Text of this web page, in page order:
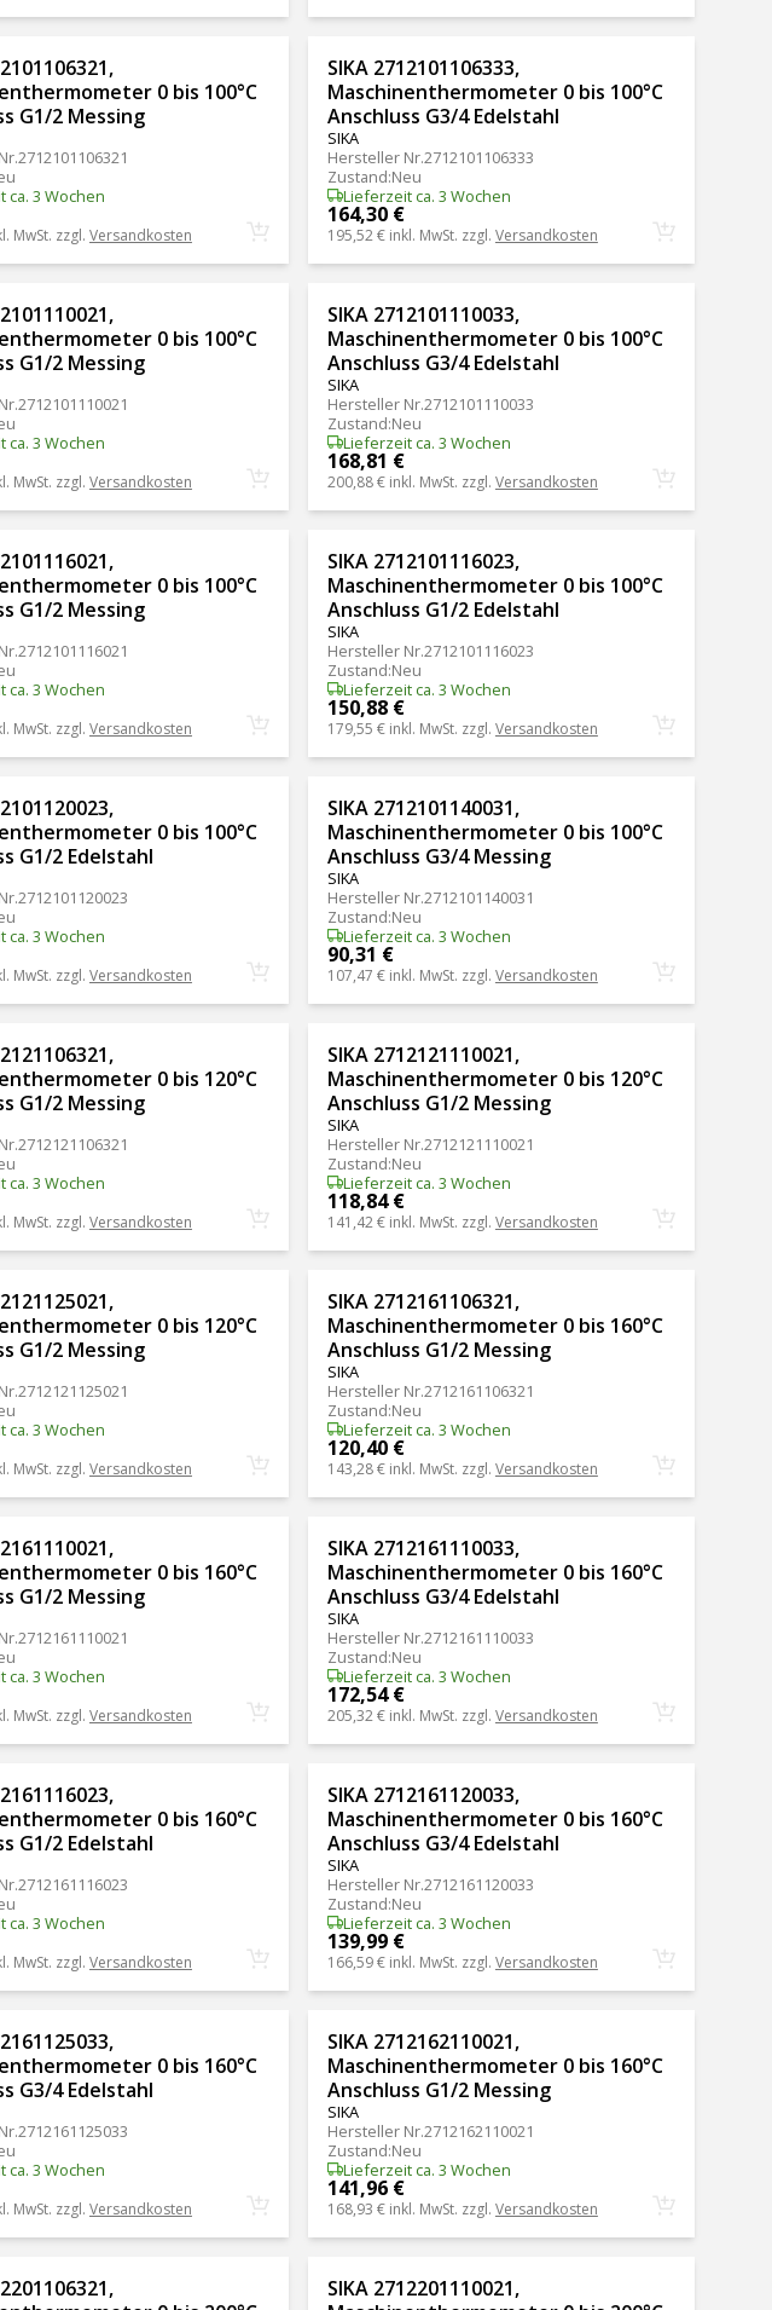
0 bis 100°C
G1/2 Messing
2712101106321
ca. 3 Wochen
MwSt. zzgl. Versandkosten
SIKA 2712101106333,
Maschinenthermometer 0 bis 100°C
Anschluss G3/4 Edelstahl
SIKA
Hersteller Nr.2712101106333
Zustand:Neu
Lieferzeit ca. 3 Wochen
164,30 €
195,52 € inkl. MwSt. zzgl. Versandkosten
0 bis 100°C
G1/2 Messing
2712101110021
ca. 3 Wochen
MwSt. zzgl. Versandkosten
SIKA 2712101110033,
Maschinenthermometer 0 bis 100°C
Anschluss G3/4 Edelstahl
SIKA
Hersteller Nr.2712101110033
Zustand:Neu
Lieferzeit ca. 3 Wochen
168,81 €
200,88 € inkl. MwSt. zzgl. Versandkosten
0 bis 100°C
G1/2 Messing
2712101116021
ca. 3 Wochen
MwSt. zzgl. Versandkosten
SIKA 2712101116023,
Maschinenthermometer 0 bis 100°C
Anschluss G1/2 Edelstahl
SIKA
Hersteller Nr.2712101116023
Zustand:Neu
Lieferzeit ca. 3 Wochen
150,88 €
179,55 € inkl. MwSt. zzgl. Versandkosten
0 bis 100°C
G1/2 Edelstahl
2712101120023
ca. 3 Wochen
MwSt. zzgl. Versandkosten
SIKA 2712101140031,
Maschinenthermometer 0 bis 100°C
Anschluss G3/4 Messing
SIKA
Hersteller Nr.2712101140031
Zustand:Neu
Lieferzeit ca. 3 Wochen
90,31 €
107,47 € inkl. MwSt. zzgl. Versandkosten
0 bis 120°C
G1/2 Messing
2712121106321
ca. 3 Wochen
MwSt. zzgl. Versandkosten
SIKA 2712121110021,
Maschinenthermometer 0 bis 120°C
Anschluss G1/2 Messing
SIKA
Hersteller Nr.2712121110021
Zustand:Neu
Lieferzeit ca. 3 Wochen
118,84 €
141,42 € inkl. MwSt. zzgl. Versandkosten
0 bis 120°C
G1/2 Messing
2712121125021
ca. 3 Wochen
MwSt. zzgl. Versandkosten
SIKA 2712161106321,
Maschinenthermometer 0 bis 160°C
Anschluss G1/2 Messing
SIKA
Hersteller Nr.2712161106321
Zustand:Neu
Lieferzeit ca. 3 Wochen
120,40 €
143,28 € inkl. MwSt. zzgl. Versandkosten
0 bis 160°C
G1/2 Messing
2712161110021
ca. 3 Wochen
MwSt. zzgl. Versandkosten
SIKA 2712161110033,
Maschinenthermometer 0 bis 160°C
Anschluss G3/4 Edelstahl
SIKA
Hersteller Nr.2712161110033
Zustand:Neu
Lieferzeit ca. 3 Wochen
172,54 €
205,32 € inkl. MwSt. zzgl. Versandkosten
0 bis 160°C
G1/2 Edelstahl
2712161116023
ca. 3 Wochen
MwSt. zzgl. Versandkosten
SIKA 2712161120033,
Maschinenthermometer 0 bis 160°C
Anschluss G3/4 Edelstahl
SIKA
Hersteller Nr.2712161120033
Zustand:Neu
Lieferzeit ca. 3 Wochen
139,99 €
166,59 € inkl. MwSt. zzgl. Versandkosten
0 bis 160°C
G3/4 Edelstahl
2712161125033
ca. 3 Wochen
MwSt. zzgl. Versandkosten
SIKA 2712162110021,
Maschinenthermometer 0 bis 160°C
Anschluss G1/2 Messing
SIKA
Hersteller Nr.2712162110021
Zustand:Neu
Lieferzeit ca. 3 Wochen
141,96 €
168,93 € inkl. MwSt. zzgl. Versandkosten
SIKA 2712201110021,